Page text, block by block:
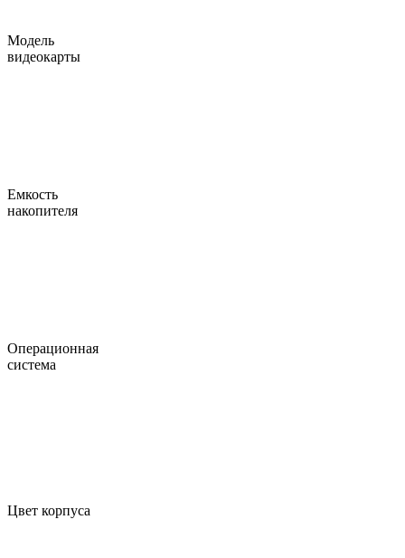
Модель
видеокарты
Емкость
накопителя
Операционная
система
Цвет корпуса